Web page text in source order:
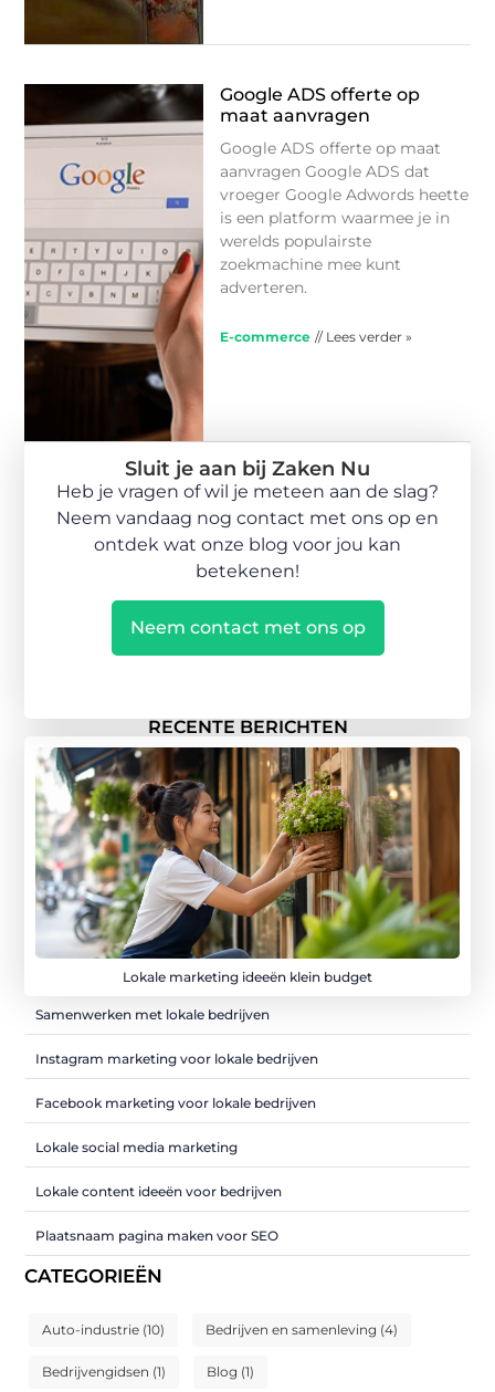
Google ADS offerte op
maat aanvragen
Google ADS offerte op maat
aanvragen Google ADS dat
vroeger Google Adwords heette
is een platform waarmee je in
werelds populairste
zoekmachine mee kunt
adverteren.
E-commerce // Lees verder »
RECENTE BERICHTEN
Lokale marketing ideeën klein budget
Samenwerken met lokale bedrijven
Instagram marketing voor lokale bedrijven
Facebook marketing voor lokale bedrijven
Lokale social media marketing
Lokale content ideeën voor bedrijven
Plaatsnaam pagina maken voor SEO
CATEGORIEËN
Auto-industrie (10) Bedrijven en samenleving (4)
Bedrijvengidsen (1) Blog (1)
Sluit je aan bij Zaken Nu
Heb je vragen of wil je meteen aan de slag?
Neem vandaag nog contact met ons op en
ontdek wat onze blog voor jou kan
betekenen!
Neem contact met ons op